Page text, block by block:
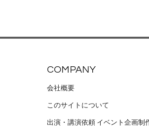
COMPANY
会社概要
このサイトについて
出演・講演依頼 イベント企画制